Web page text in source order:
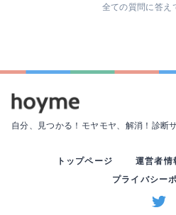
全ての質問に答え
自分、見つかる！モヤモヤ、解消！ 診断
トップページ 運営者情
プライバシー